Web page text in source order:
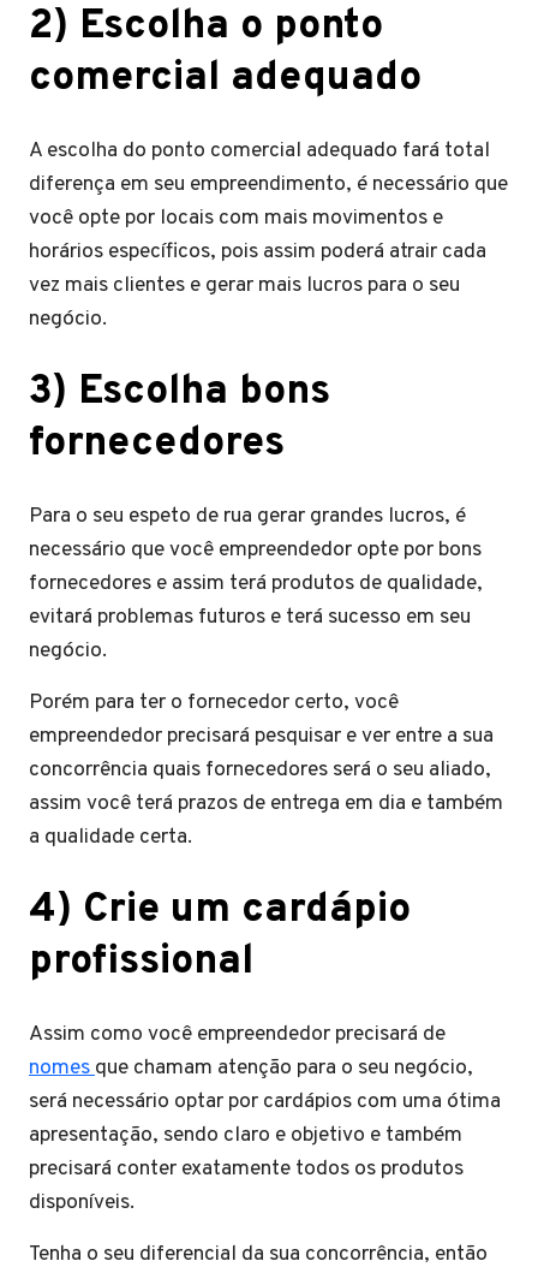
2) Escolha o ponto
comercial adequado
A escolha do ponto comercial adequado fará total
diferença em seu empreendimento, é necessário que
você opte por locais com mais movimentos e
horários específicos, pois assim poderá atrair cada
vez mais clientes e gerar mais lucros para o seu
negócio.
3) Escolha bons
fornecedores
Para o seu espeto de rua gerar grandes lucros, é
necessário que você empreendedor opte por bons
fornecedores e assim terá produtos de qualidade,
evitará problemas futuros e terá sucesso em seu
negócio.
Porém para ter o fornecedor certo, você
empreendedor precisará pesquisar e ver entre a sua
concorrência quais fornecedores será o seu aliado,
assim você terá prazos de entrega em dia e também
a qualidade certa.
4) Crie um cardápio
profissional
Assim como você empreendedor precisará de
nomesque chamam atenção para o seu negócio,
será necessário optar por cardápios com uma ótima
apresentação, sendo claro e objetivo e também
precisará conter exatamente todos os produtos
disponíveis.
Tenha o seu diferencial da sua concorrência, então